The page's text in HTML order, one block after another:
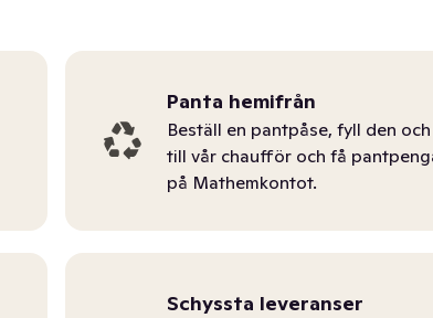
Panta hemifrån
Beställ en pantpåse, fyll den
till vår chaufför och få
på Mathemkontot.
Schyssta leveranser